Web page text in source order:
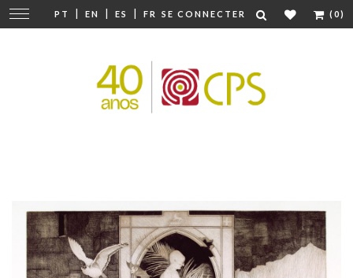
PT | EN | ES | FR SE CONNECTER (0)
Modifier
la